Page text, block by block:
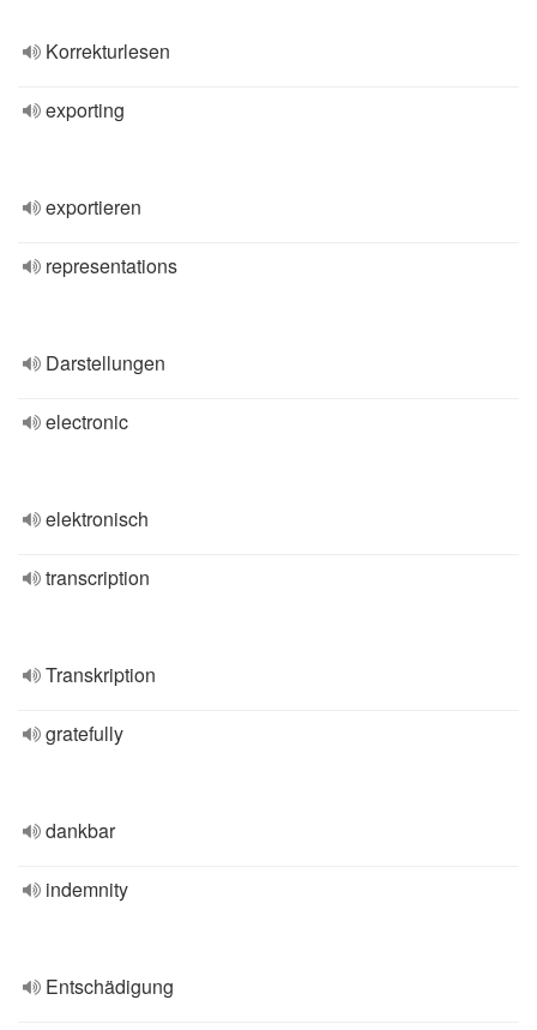
Korrekturlesen
exporting
exportieren
representations
Darstellungen
electronic
elektronisch
transcription
Transkription
gratefully
dankbar
indemnity
Entschädigung